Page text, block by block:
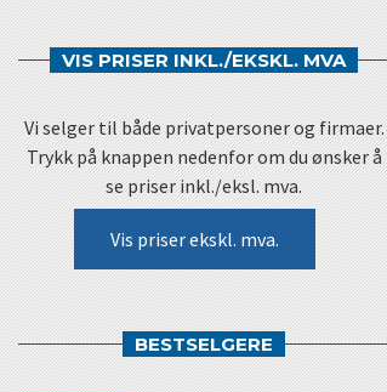
VIS PRISER INKL./EKSKL. MVA
Vi selger til både privatpersoner og firmaer.
Trykk på knappen nedenfor om du ønsker å
se priser inkl./eksl. mva.
Vis priser ekskl. mva.
BESTSELGERE